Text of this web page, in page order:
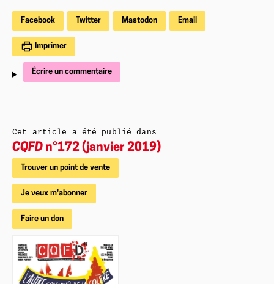
Facebook Twitter Mastodon Email
Imprimer
Écrire un commentaire
Cet article a été publié dans
CQFD n°172 (janvier 2019)
Trouver un point de vente
Je veux m'abonner
Faire un don